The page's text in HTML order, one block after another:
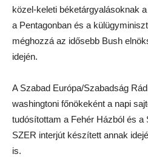
közel-keleti béketárgyalásoknak
a Pentagonban és a
méghozzá az idősebb Bush
idején.
A Szabad Európa/Szabadság
washingtoni főnökeként a napi
tudósítottam a Fehér Házból és a
SZER interjút készített annak
is.